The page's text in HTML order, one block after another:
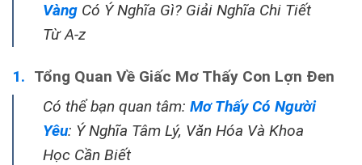
Vàng Có Ý Nghĩa Gì? Giải Nghĩa Chi Tiết
Từ A-z
Tổng Quan Về Giấc Mơ Thấy Con Lợn Đen
Có thể bạn quan tâm: Mơ Thấy Có Người
Yêu: Ý Nghĩa Tâm Lý, Văn Hóa Và Khoa
Học Cần Biết